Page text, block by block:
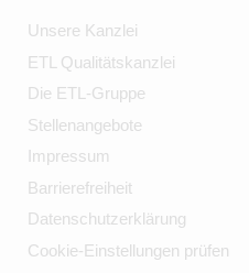
Unsere Kanzlei
ETL Qualitätskanzlei
Die ETL-Gruppe
Stellenangebote
Impressum
Barrierefreiheit
Datenschutzerklärung
Cookie-Einstellungen prüfen